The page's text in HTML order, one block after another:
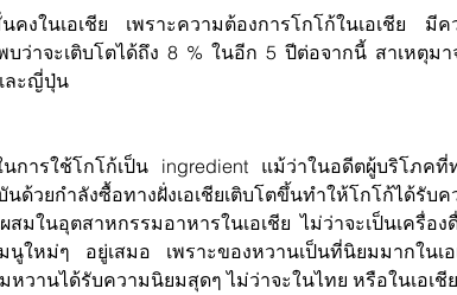
งในเอเชีย เพราะความต้องการโกโก้ในเอเชีย มีค
ว่าจะเติบโตได้ถึง 8 % ในอีก 5 ปีต่อจากนี้ สาเหตุมา
ละญี่ปุ่น
การใช้โกโก้เป็น ingredient แม้ว่าในอดีตผู้บริโภคที่
ยกำลังซื้อทางฝั่งเอเชียเติบโตขึ้นทำให้โกโก้ได้รับค
มในอุตสาหกรรมอาหารในเอเชีย ไม่ว่าจะเป็นเครื่อง
ใหม่ๆ อยู่เสมอ เพราะของหวานเป็นที่นิยมมากในเอ
วานได้รับความนิยมสุดๆ ไม่ว่าจะในไทย หรือในเอเชีย